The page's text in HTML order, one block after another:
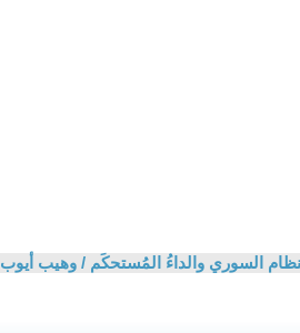
السوري والداءُ المُستحكَم / وهيب أيوب